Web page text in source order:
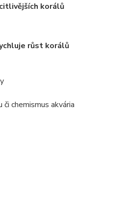
korálů
růst korálů
chemismus akvária